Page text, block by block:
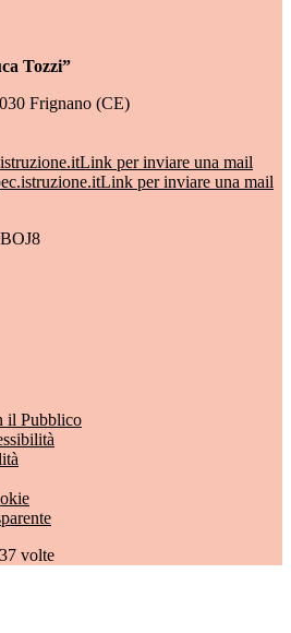
Tozzi”
Frignano (CE)
Link per inviare una mail
Link per inviare una mail
il Pubblico
volte